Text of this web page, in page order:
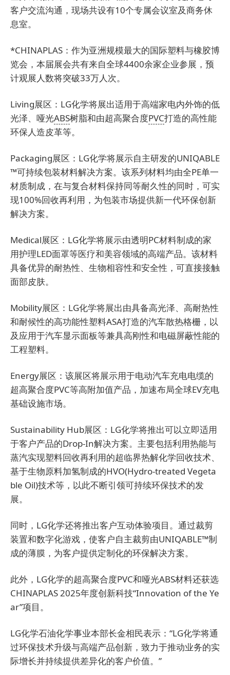
客户交流沟通，现场共设有10个专属会议室及商务休
息室。
*CHINAPLAS：作为亚洲规模最大的国际塑料与橡胶博
览会，本届展会共有来自全球4400余家企业参展，预
计观展人数将突破33万人次。
Living展区：LG化学将展出适用于高端家电内外饰的低
光泽、哑光ABS树脂和由超高聚合度PVC打造的高性能
环保人造皮革等。
Packaging展区：LG化学将展示自主研发的UNIQABLE
™可持续包装材料解决方案。该系列材料均由全PE单一
材质制成，在与复合材料保持同等耐久性的同时，可实
现100%回收再利用，为包装市场提供新一代环保创新
解决方案。
Medical展区：LG化学将展示由透明PC材料制成的家
用护理LED面罩等医疗和美容领域的高端产品。该材料
具备优异的耐热性、生物相容性和安全性，可直接接触
面部皮肤。
Mobility展区：LG化学将展出由具备高光泽、高耐热性
和耐候性的高功能性塑料ASA打造的汽车散热格栅，以
及应用于汽车显示面板等兼具高刚性和电磁屏蔽性能的
工程塑料。
Energy展区：该展区将展示用于电动汽车充电电缆的
超高聚合度PVC等高附加值产品，加速布局全球EV充电
基础设施市场。
Sustainability Hub展区：LG化学将推出可以立即适用
于客户产品的Drop-In解决方案。主要包括利用热能与
蒸汽实现塑料回收再利用的超临界热解化学回收技术、
基于生物原料加氢制成的HVO(Hydro-treated Vegeta
ble Oil)技术等，以此不断引领可持续环保技术的发
展。
同时，LG化学还将推出客户互动体验项目。通过裁剪
装置和数字化游戏，使客户自主裁剪由UNIQABLE™制
成的薄膜，为客户提供定制化的环保解决方案。
此外，LG化学的超高聚合度PVC和哑光ABS材料还获选
CHINAPLAS 2025年度创新科技“Innovation of the Ye
ar”项目。
LG化学石油化学事业本部长金相民表示：“LG化学将通
过环保技术升级与高端产品创新，致力于推动业务的实
际增长并持续提供差异化的客户价值。”